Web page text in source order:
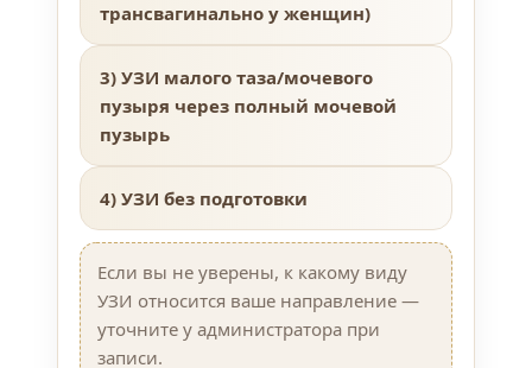
трансвагинально у женщин)
3) УЗИ малого таза/мочевого
пузыря через полный мочевой
пузырь
4) УЗИ без подготовки
Если вы не уверены, к какому виду
УЗИ относится ваше направление —
уточните у администратора при
записи.